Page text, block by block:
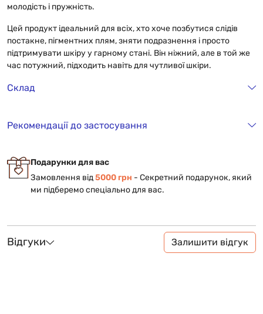
молодість і пружність.
Цей продукт ідеальний для всіх, хто хоче позбутися слідів
постакне, пігментних плям, зняти подразнення і просто
підтримувати шкіру у гарному стані. Він ніжний, але в той же
час потужний, підходить навіть для чутливої шкіри.
Склад
Рекомендації до застосування
Подарунки для вас
Замовлення від5000 грн - Cекретний подарунок, який
ми підберемо спеціально для вас.
Відгуки Залишити відгук